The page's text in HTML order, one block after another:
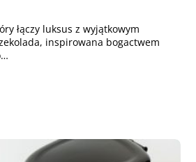
łączy luksus z wyjątkowym
inspirowana bogactwem